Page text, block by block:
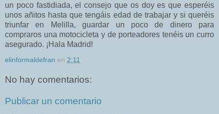
un poco fastidiada, el consejo que os doy es que esperéis
unos añitos hasta que tengáis edad de trabajar y si queréis
triunfar en Melilla, guardar un poco de dinero para
compraros una motocicleta y de porteadores tenéis un curro
asegurado. ¡Hala Madrid!
elinformaldefran en 2:11
No hay comentarios:
Publicar un comentario